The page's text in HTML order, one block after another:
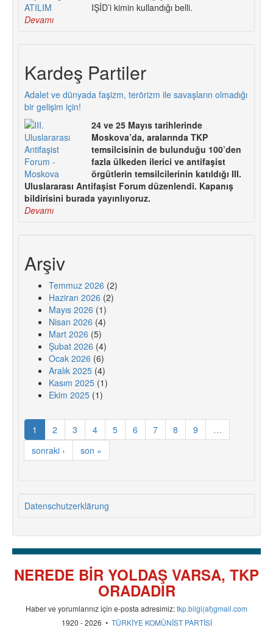
IŞİD’i kimin kullandığı belli.
Devamı
Kardeş Partiler
Adalet ve dünyada faşizm, terörizm ile savaşların olmadığı
bir gelişim için!
24 ve 25 Mayıs tarihlerinde
Moskova’da, aralarında TKP
temsilcisinin de bulunduğu 100’den
fazla ülkeden ilerici ve antifaşist
örgütlerin temsilcilerinin katıldığı III.
Uluslararası Antifaşist Forum düzenlendi. Kapanış
bildirisini burada yayınlıyoruz.
Devamı
Arşiv
Temmuz 2026 (2)
Haziran 2026 (2)
Mayıs 2026 (1)
Nisan 2026 (4)
Mart 2026 (5)
Şubat 2026 (4)
Ocak 2026 (6)
Aralık 2025 (4)
Kasım 2025 (1)
Ekim 2025 (1)
1 2 3 4 5 6 7 8 9
…
sonraki ›
son »
Datenschutzerklärung
NEREDE BİR YOLDAŞ VARSA, TKP
ORADADIR
Haber ve yorumlarınız için e-posta adresimiz:tkp.bilgi(at)gmail.com
1920 - 2026 • TÜRKİYE KOMÜNİST PARTİSİ